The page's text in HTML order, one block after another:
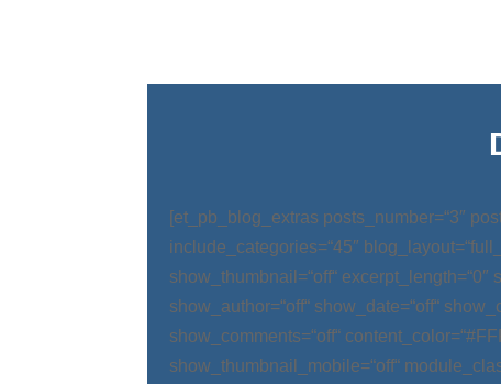
[et_pb_blog_extras posts_number=“3″
include_categories=“45″
show_thumbnail=“off“ excerpt_length=“0″
show_author=“off“ show_date=“off“
show_comments=“off“
show_thumbnail_mobile=“off“